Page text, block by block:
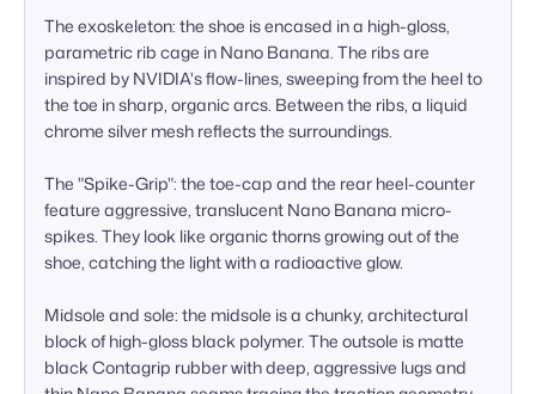
The exoskeleton: the shoe is encased in a high-gloss,
parametric rib cage in Nano Banana. The ribs are
inspired by NVIDIA's flow-lines, sweeping from the heel to
the toe in sharp, organic arcs. Between the ribs, a liquid
chrome silver mesh reflects the surroundings.
The "Spike-Grip": the toe-cap and the rear heel-counter
feature aggressive, translucent Nano Banana micro-
spikes. They look like organic thorns growing out of the
shoe, catching the light with a radioactive glow.
Midsole and sole: the midsole is a chunky, architectural
block of high-gloss black polymer. The outsole is matte
black Contagrip rubber with deep, aggressive lugs and